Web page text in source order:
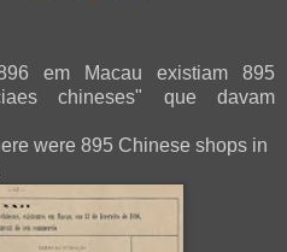
em Macau existiam 895
chineses" que davam
were 895 Chinese shops in